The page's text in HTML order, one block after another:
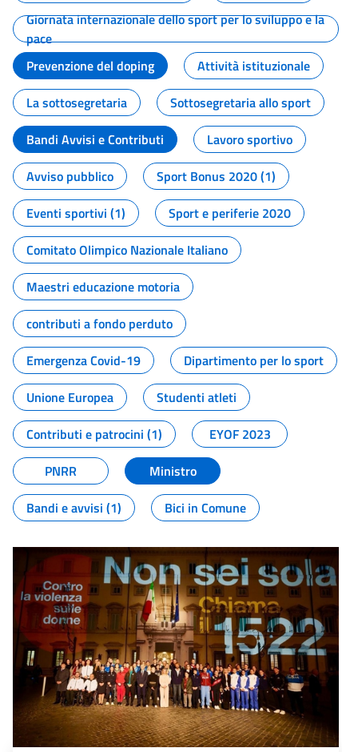
Giornata internazionale dello sport per lo sviluppo e la
pace
Prevenzione del doping
Attività istituzionale
La sottosegretaria
Sottosegretaria allo sport
Bandi Avvisi e Contributi
Lavoro sportivo
Avviso pubblico
Sport Bonus 2020 (1)
Eventi sportivi (1)
Sport e periferie 2020
Comitato Olimpico Nazionale Italiano
Maestri educazione motoria
contributi a fondo perduto
Emergenza Covid-19
Dipartimento per lo sport
Unione Europea
Studenti atleti
Contributi e patrocini (1)
EYOF 2023
PNRR
Ministro
Bandi e avvisi (1)
Bici in Comune